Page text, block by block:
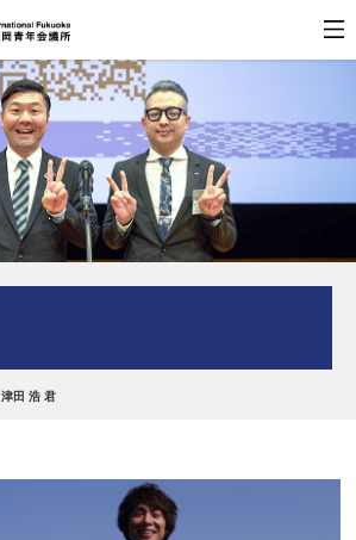
津田 浩 君